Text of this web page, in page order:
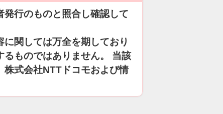
行のものと照合し確認して
関しては万全を期しており
るものではありません。 当該
株式会社NTTドコモおよび情